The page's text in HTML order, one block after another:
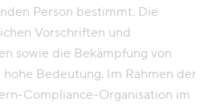
Person bestimmt. Die
Vorschriften und
sowie die Bekämpfung von
Bedeutung. Im Rahmen der
Compliance-Organisation im